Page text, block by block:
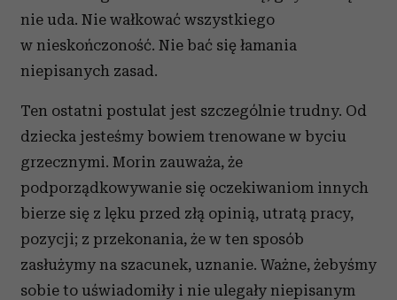
nie uda. Nie wałkować wszystkiego
w nieskończoność. Nie bać się łamania
niepisanych zasad.
Ten ostatni postulat jest szczególnie trudny. Od
dziecka jesteśmy bowiem trenowane w byciu
grzecznymi. Morin zauważa, że
podporządkowywanie się oczekiwaniom innych
bierze się z lęku przed złą opinią, utratą pracy,
pozycji; z przekonania, że w ten sposób
zasłużymy na szacunek, uznanie. Ważne, żebyśmy
sobie to uświadomiły i nie ulegały niepisanym